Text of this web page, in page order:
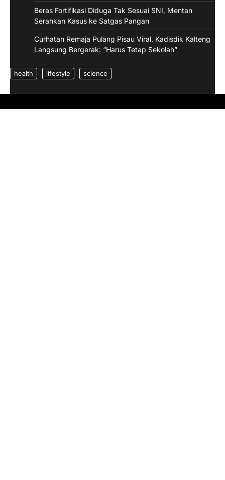
Beras Fortifikasi Diduga Tak Sesuai SNI, Mentan
Serahkan Kasus ke Satgas Pangan
Curhatan Remaja Pulang Pisau Viral, Kadisdik Kalteng
Langsung Bergerak: “Harus Tetap Sekolah”
health lifestyle science